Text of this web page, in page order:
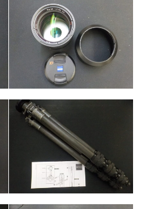
カテゴリー カメラ・レンズ
カメラ・レンズ